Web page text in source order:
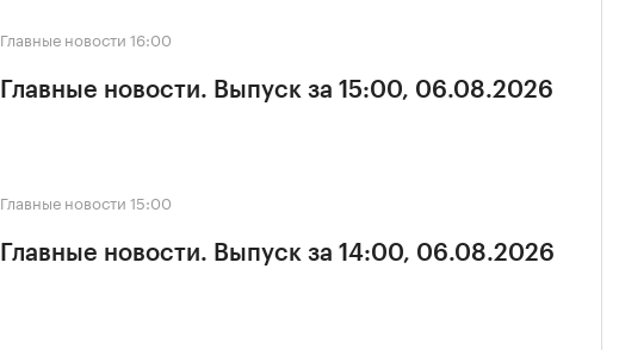
Главные новости 16:00
Главные новости. Выпуск за 15:00, 06.08.2026
Главные новости 15:00
Главные новости. Выпуск за 14:00, 06.08.2026